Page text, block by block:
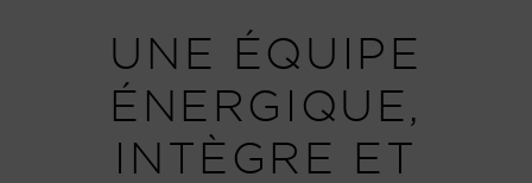
UNE ÉQUIPE
ÉNERGIQUE,
INTÈGRE ET